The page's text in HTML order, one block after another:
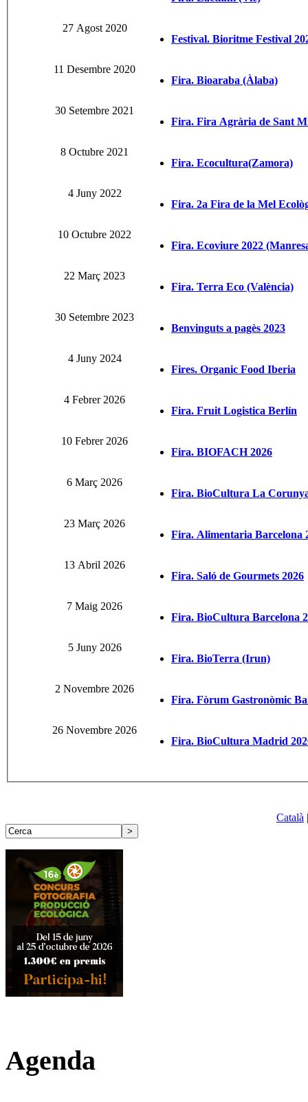
27 Agost 2020
Festival. Bioritme Festival
11 Desembre 2020
Fira. Bioaraba (Àlaba)
30 Setembre 2021
Fira. Fira Agrària de Sant
8 Octubre 2021
Fira. Ecocultura(Zamora)
4 Juny 2022
Fira. 2a Fira de la Mel
10 Octubre 2022
Fira. Ecoviure 2022
22 Març 2023
Fira. Terra Eco (València)
30 Setembre 2023
Benvinguts a pagès 2023
4 Juny 2024
Fires. Organic Food Iberia
4 Febrer 2026
Fira. Fruit Logistica Berlín
10 Febrer 2026
Fira. BIOFACH 2026
6 Març 2026
Fira. BioCultura La
23 Març 2026
Fira. Alimentaria Barcelona
13 Abril 2026
Fira. Saló de Gourmets 2026
7 Maig 2026
Fira. BioCultura Barcelona
5 Juny 2026
Fira. BioTerra (Irun)
2 Novembre 2026
Fira. Fòrum Gastronòmic
26 Novembre 2026
Fira. BioCultura Madrid
Català
Agenda